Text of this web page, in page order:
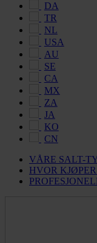
DA
TR
NL
USA
AU
SE
CA
MX
ZA
JA
KO
CN
VÅRE SALT-
HVOR